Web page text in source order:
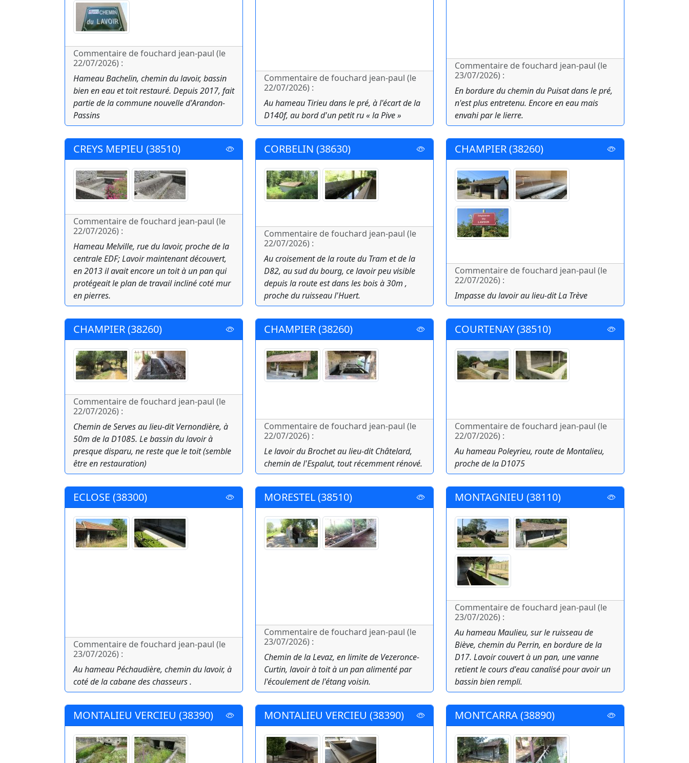
Commentaire de fouchard jean-paul (le
22/07/2026) :
Hameau Bachelin, chemin du lavoir, bassin
bien en eau et toit restauré. Depuis 2017, fait
partie de la commune nouvelle d'Arandon-
Passins
Commentaire de fouchard jean-paul (le
22/07/2026) :
Au hameau Tirieu dans le pré, à l'écart de la
D140f, au bord d'un petit ru « la Pive »
Commentaire de fouchard jean-paul (le
23/07/2026) :
En bordure du chemin du Puisat dans le pré,
n'est plus entretenu. Encore en eau mais
envahi par le lierre.
CREYS MEPIEU (38510)
Commentaire de fouchard jean-paul (le
22/07/2026) :
Hameau Melville, rue du lavoir, proche de la
centrale EDF; Lavoir maintenant découvert,
en 2013 il avait encore un toit à un pan qui
protégeait le plan de travail incliné coté mur
en pierres.
CORBELIN (38630)
Commentaire de fouchard jean-paul (le
22/07/2026) :
Au croisement de la route du Tram et de la
D82, au sud du bourg, ce lavoir peu visible
depuis la route est dans les bois à 30m ,
proche du ruisseau l'Huert.
CHAMPIER (38260)
Commentaire de fouchard jean-paul (le
22/07/2026) :
Impasse du lavoir au lieu-dit La Trève
CHAMPIER (38260)
Commentaire de fouchard jean-paul (le
22/07/2026) :
Chemin de Serves au lieu-dit Vernondière, à
50m de la D1085. Le bassin du lavoir à
presque disparu, ne reste que le toit (semble
être en restauration)
CHAMPIER (38260)
Commentaire de fouchard jean-paul (le
22/07/2026) :
Le lavoir du Brochet au lieu-dit Châtelard,
chemin de l'Espalut, tout récemment rénové.
COURTENAY (38510)
Commentaire de fouchard jean-paul (le
22/07/2026) :
Au hameau Poleyrieu, route de Montalieu,
proche de la D1075
ECLOSE (38300)
Commentaire de fouchard jean-paul (le
23/07/2026) :
Au hameau Péchaudière, chemin du lavoir, à
coté de la cabane des chasseurs .
MORESTEL (38510)
Commentaire de fouchard jean-paul (le
23/07/2026) :
Chemin de la Levaz, en limite de Vezeronce-
Curtin, lavoir à toit à un pan alimenté par
l'écoulement de l'étang voisin.
MONTAGNIEU (38110)
Commentaire de fouchard jean-paul (le
23/07/2026) :
Au hameau Maulieu, sur le ruisseau de
Biève, chemin du Perrin, en bordure de la
D17. Lavoir couvert à un pan, une vanne
retient le cours d'eau canalisé pour avoir un
bassin bien rempli.
MONTALIEU VERCIEU (38390) MONTALIEU VERCIEU (38390) MONTCARRA (38890)